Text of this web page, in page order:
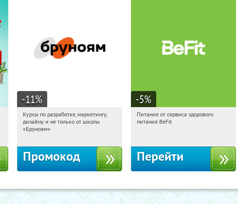
-11%
12:34:12
Получи первым!
Россия
Курсы по разработке, маркетингу,
дизайну и не только от школы
«Бруноям»
Промокод
-5%
12:34:12
Получи первым!
Питание от сервиса здорового
питания BeFit
Перейти